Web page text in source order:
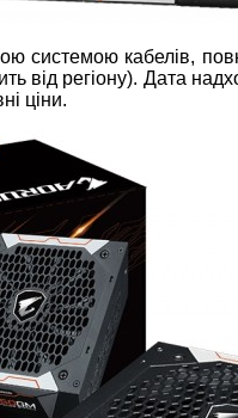
системою кабелів,
від регіону). Дата
ціни.